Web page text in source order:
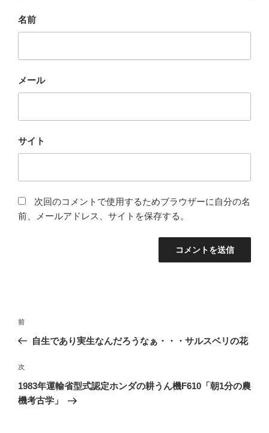
名前
メール
サイト
次回のコメントで使用するためブラウザーに自分の名
前、メールアドレス、サイトを保存する。
投
ナ
ビ
ゲ
ー
前
の
稿
前
自生であり実生なんだろうなぁ・・・サルスベリの花
次
の
投
次
1983年運輸省型式認定ホンダの耕うん機F610「朝1分の農
機考古学」